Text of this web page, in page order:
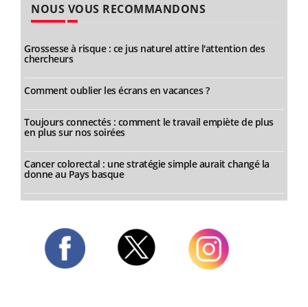
NOUS VOUS RECOMMANDONS
Grossesse à risque : ce jus naturel attire l'attention des
chercheurs
Comment oublier les écrans en vacances ?
Toujours connectés : comment le travail empiète de plus
en plus sur nos soirées
Cancer colorectal : une stratégie simple aurait changé la
donne au Pays basque